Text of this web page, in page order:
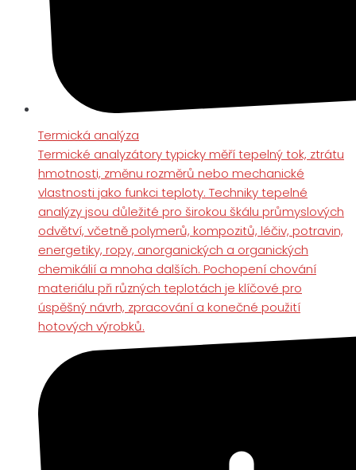
Termická analýza
Termické analyzátory typicky měří tepelný tok, ztrátu
hmotnosti, změnu rozměrů nebo mechanické
vlastnosti jako funkci teploty. Techniky tepelné
analýzy jsou důležité pro širokou škálu průmyslových
odvětví, včetně polymerů, kompozitů, léčiv, potravin,
energetiky, ropy, anorganických a organických
chemikálií a mnoha dalších. Pochopení chování
materiálu při různých teplotách je klíčové pro
úspěšný návrh, zpracování a konečné použití
hotových výrobků.